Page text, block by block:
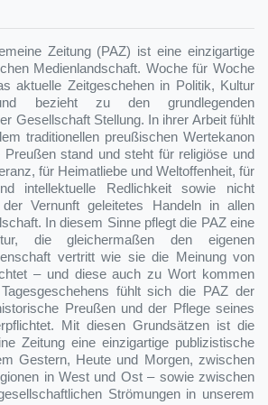
Zeitung (PAZ) ist eine einzigartige
Medienlandschaft. Woche für Woche
aktuelle Zeitgeschehen in Politik, Kultur
bezieht zu den grundlegenden
Gesellschaft Stellung. In ihrer Arbeit fühlt
traditionellen preußischen Wertekanon
stand und steht für religiöse und
für Heimatliebe und Weltoffenheit, für
intellektuelle Redlichkeit sowie nicht
Vernunft geleitetes Handeln in allen
In diesem Sinne pflegt die PAZ eine
die gleichermaßen den eigenen
vertritt wie sie die Meinung von
– und diese auch zu Wort kommen
fühlt sich die PAZ der
Preußen und der Pflege seines
Mit diesen Grundsätzen ist die
Zeitung eine einzigartige publizistische
Gestern, Heute und Morgen, zwischen
in West und Ost – sowie zwischen
Strömungen in unserem